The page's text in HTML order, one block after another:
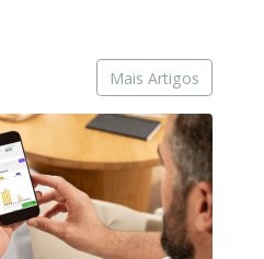
Mais Artigos